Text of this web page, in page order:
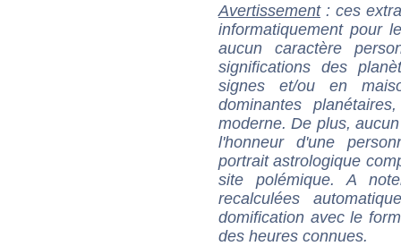
Avertissement: ces
informatiquement pour
aucun caractère
significations des
signes et/ou en
dominantes
moderne. De plus,
l'honneur d'une
portrait astrologique
site polémique. A
recalculées
domification avec le
des heures connues.